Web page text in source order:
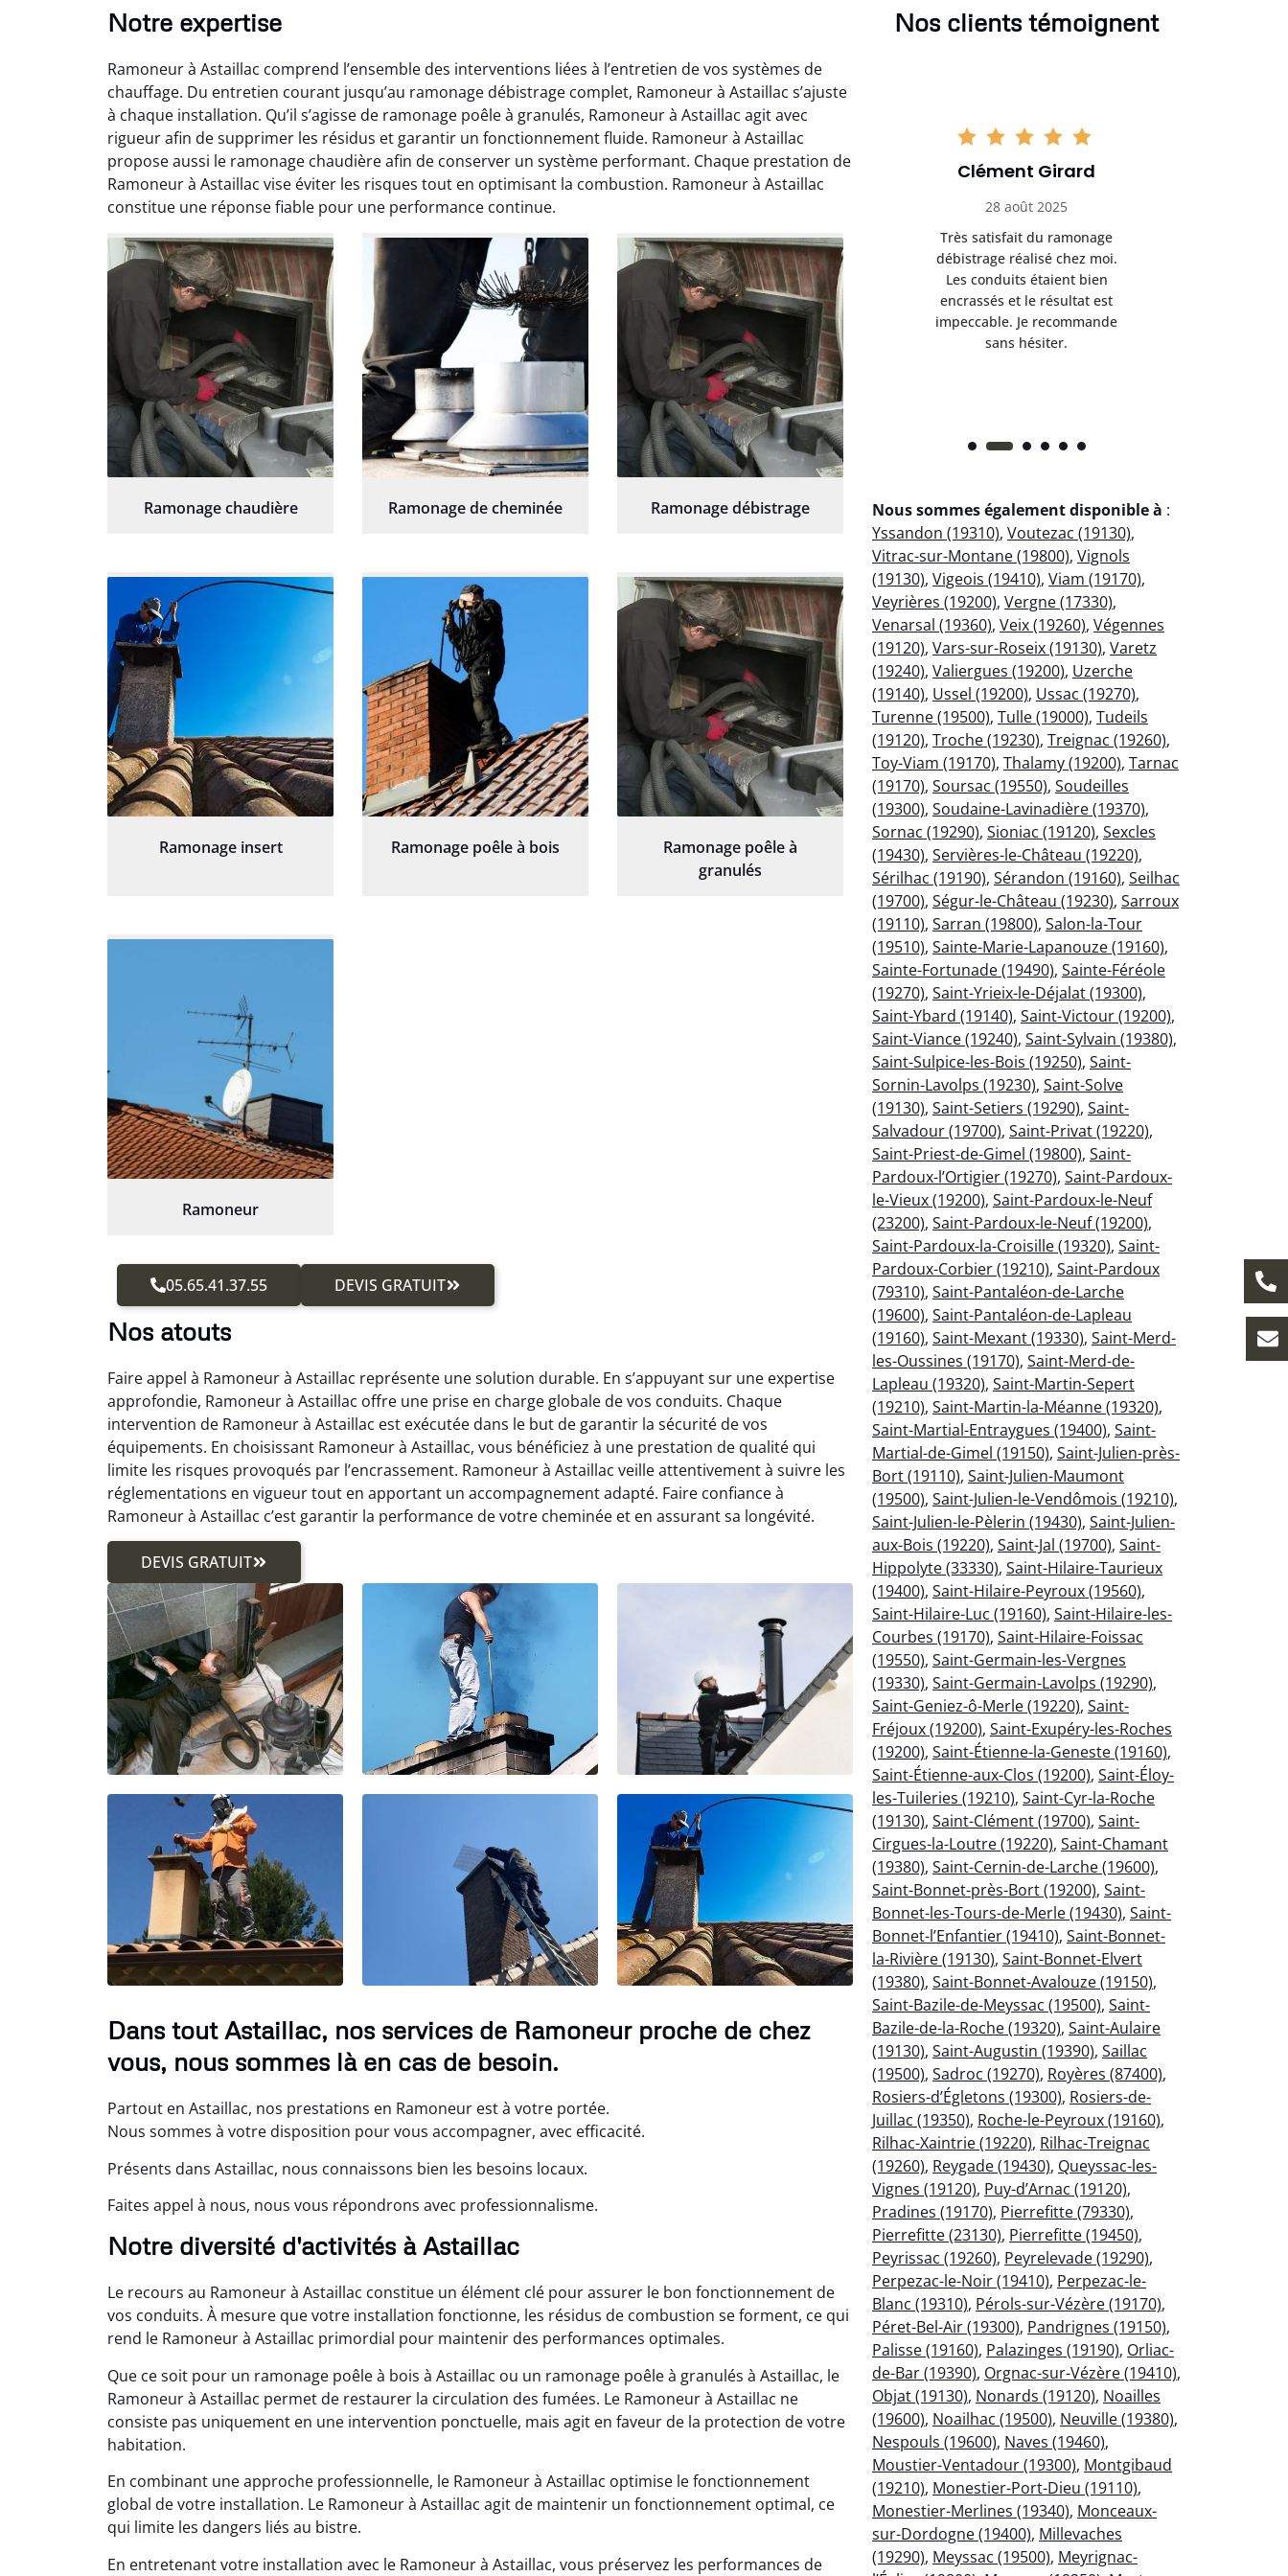
Notre expertise
Ramoneur à Astaillac comprend l’ensemble des interventions liées à l’entretien de vos systèmes de
chauffage. Du entretien courant jusqu’au ramonage débistrage complet, Ramoneur à Astaillac s’ajuste
à chaque installation. Qu’il s’agisse de ramonage poêle à granulés, Ramoneur à Astaillac agit avec
rigueur afin de supprimer les résidus et garantir un fonctionnement fluide. Ramoneur à Astaillac
propose aussi le ramonage chaudière afin de conserver un système performant. Chaque prestation de
Ramoneur à Astaillac vise éviter les risques tout en optimisant la combustion. Ramoneur à Astaillac
constitue une réponse fiable pour une performance continue.
Ramonage chaudière Ramonage de cheminée Ramonage débistrage
Ramonage insert Ramonage poêle à bois
Ramonage poêle à
granulés
Ramoneur
05.65.41.37.55 DEVIS GRATUIT
Nos atouts
Faire appel à Ramoneur à Astaillac représente une solution durable. En s’appuyant sur une expertise
approfondie, Ramoneur à Astaillac offre une prise en charge globale de vos conduits. Chaque
intervention de Ramoneur à Astaillac est exécutée dans le but de garantir la sécurité de vos
équipements. En choisissant Ramoneur à Astaillac, vous bénéficiez à une prestation de qualité qui
limite les risques provoqués par l’encrassement. Ramoneur à Astaillac veille attentivement à suivre les
réglementations en vigueur tout en apportant un accompagnement adapté. Faire confiance à
Ramoneur à Astaillac c’est garantir la performance de votre cheminée et en assurant sa longévité.
DEVIS GRATUIT
Dans tout Astaillac, nos services de Ramoneur proche de chez
vous, nous sommes là en cas de besoin.
Partout en Astaillac, nos prestations en Ramoneur est à votre portée.
Nous sommes à votre disposition pour vous accompagner, avec efficacité.
Présents dans Astaillac, nous connaissons bien les besoins locaux.
Faites appel à nous, nous vous répondrons avec professionnalisme.
Notre diversité d'activités à Astaillac
Le recours au Ramoneur à Astaillac constitue un élément clé pour assurer le bon fonctionnement de
vos conduits. À mesure que votre installation fonctionne, les résidus de combustion se forment, ce qui
rend le Ramoneur à Astaillac primordial pour maintenir des performances optimales.
Que ce soit pour un ramonage poêle à bois à Astaillac ou un ramonage poêle à granulés à Astaillac, le
Ramoneur à Astaillac permet de restaurer la circulation des fumées. Le Ramoneur à Astaillac ne
consiste pas uniquement en une intervention ponctuelle, mais agit en faveur de la protection de votre
habitation.
En combinant une approche professionnelle, le Ramoneur à Astaillac optimise le fonctionnement
global de votre installation. Le Ramoneur à Astaillac agit de maintenir un fonctionnement optimal, ce
qui limite les dangers liés au bistre.
En entretenant votre installation avec le Ramoneur à Astaillac, vous préservez les performances de
Nos clients témoignent
Nicolas Perrin
22 janvier 2026
Intervention rapide et très
propre pour le ramonage
débistrage. On sent tout de
suite la différence au niveau
du tirage. Très satisfait.
Yannick Morel
Intervention très efficace
pour le ramonage débistrage
de ma cheminée. Le tirage
est nettement meilleur et
plus aucune odeur. Travail
propre et rapide.
Clément Girard
28 août 2025
Très satisfait du ramonage
débistrage réalisé chez moi.
Les conduits étaient bien
encrassés et le résultat est
impeccable. Je recommande
sans hésiter.
Nous sommes également disponible à :
Yssandon (19310), Voutezac (19130),
Vitrac-sur-Montane (19800), Vignols
(19130), Vigeois (19410), Viam (19170),
Veyrières (19200), Vergne (17330),
Venarsal (19360), Veix (19260), Végennes
(19120), Vars-sur-Roseix (19130), Varetz
(19240), Valiergues (19200), Uzerche
(19140), Ussel (19200), Ussac (19270),
Turenne (19500), Tulle (19000), Tudeils
(19120), Troche (19230), Treignac (19260),
Toy-Viam (19170), Thalamy (19200), Tarnac
(19170), Soursac (19550), Soudeilles
(19300), Soudaine-Lavinadière (19370),
Sornac (19290), Sioniac (19120), Sexcles
(19430), Servières-le-Château (19220),
Sérilhac (19190), Sérandon (19160), Seilhac
(19700), Ségur-le-Château (19230), Sarroux
(19110), Sarran (19800), Salon-la-Tour
(19510), Sainte-Marie-Lapanouze (19160),
Sainte-Fortunade (19490), Sainte-Féréole
(19270), Saint-Yrieix-le-Déjalat (19300),
Saint-Ybard (19140), Saint-Victour (19200),
Saint-Viance (19240), Saint-Sylvain (19380),
Saint-Sulpice-les-Bois (19250), Saint-
Sornin-Lavolps (19230), Saint-Solve
(19130), Saint-Setiers (19290), Saint-
Salvadour (19700), Saint-Privat (19220),
Saint-Priest-de-Gimel (19800), Saint-
Pardoux-l’Ortigier (19270), Saint-Pardoux-
le-Vieux (19200), Saint-Pardoux-le-Neuf
(23200), Saint-Pardoux-le-Neuf (19200),
Saint-Pardoux-la-Croisille (19320), Saint-
Pardoux-Corbier (19210), Saint-Pardoux
(79310), Saint-Pantaléon-de-Larche
(19600), Saint-Pantaléon-de-Lapleau
(19160), Saint-Mexant (19330), Saint-Merd-
les-Oussines (19170), Saint-Merd-de-
Lapleau (19320), Saint-Martin-Sepert
(19210), Saint-Martin-la-Méanne (19320),
Saint-Martial-Entraygues (19400), Saint-
Martial-de-Gimel (19150), Saint-Julien-près-
Bort (19110), Saint-Julien-Maumont
(19500), Saint-Julien-le-Vendômois (19210),
Saint-Julien-le-Pèlerin (19430), Saint-Julien-
aux-Bois (19220), Saint-Jal (19700), Saint-
Hippolyte (33330), Saint-Hilaire-Taurieux
(19400), Saint-Hilaire-Peyroux (19560),
Saint-Hilaire-Luc (19160), Saint-Hilaire-les-
Courbes (19170), Saint-Hilaire-Foissac
(19550), Saint-Germain-les-Vergnes
(19330), Saint-Germain-Lavolps (19290),
Saint-Geniez-ô-Merle (19220), Saint-
Fréjoux (19200), Saint-Exupéry-les-Roches
(19200), Saint-Étienne-la-Geneste (19160),
Saint-Étienne-aux-Clos (19200), Saint-Éloy-
les-Tuileries (19210), Saint-Cyr-la-Roche
(19130), Saint-Clément (19700), Saint-
Cirgues-la-Loutre (19220), Saint-Chamant
(19380), Saint-Cernin-de-Larche (19600),
Saint-Bonnet-près-Bort (19200), Saint-
Bonnet-les-Tours-de-Merle (19430), Saint-
Bonnet-l’Enfantier (19410), Saint-Bonnet-
la-Rivière (19130), Saint-Bonnet-Elvert
(19380), Saint-Bonnet-Avalouze (19150),
Saint-Bazile-de-Meyssac (19500), Saint-
Bazile-de-la-Roche (19320), Saint-Aulaire
(19130), Saint-Augustin (19390), Saillac
(19500), Sadroc (19270), Royères (87400),
Rosiers-d’Égletons (19300), Rosiers-de-
Juillac (19350), Roche-le-Peyroux (19160),
Rilhac-Xaintrie (19220), Rilhac-Treignac
(19260), Reygade (19430), Queyssac-les-
Vignes (19120), Puy-d’Arnac (19120),
Pradines (19170), Pierrefitte (79330),
Pierrefitte (23130), Pierrefitte (19450),
Peyrissac (19260), Peyrelevade (19290),
Perpezac-le-Noir (19410), Perpezac-le-
Blanc (19310), Pérols-sur-Vézère (19170),
Péret-Bel-Air (19300), Pandrignes (19150),
Palisse (19160), Palazinges (19190), Orliac-
de-Bar (19390), Orgnac-sur-Vézère (19410),
Objat (19130), Nonards (19120), Noailles
(19600), Noailhac (19500), Neuville (19380),
Nespouls (19600), Naves (19460),
Moustier-Ventadour (19300), Montgibaud
(19210), Monestier-Port-Dieu (19110),
Monestier-Merlines (19340), Monceaux-
sur-Dordogne (19400), Millevaches
(19290), Meyssac (19500), Meyrignac-